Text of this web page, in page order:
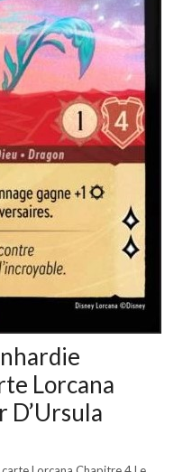
Lorcana
D’Ursula